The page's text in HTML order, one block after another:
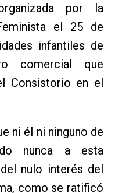
por la
el 25 de
infantiles de
comercial que
Consistorio en el
ni él ni ninguno de
nunca a esta
nulo interés del
como se ratificó